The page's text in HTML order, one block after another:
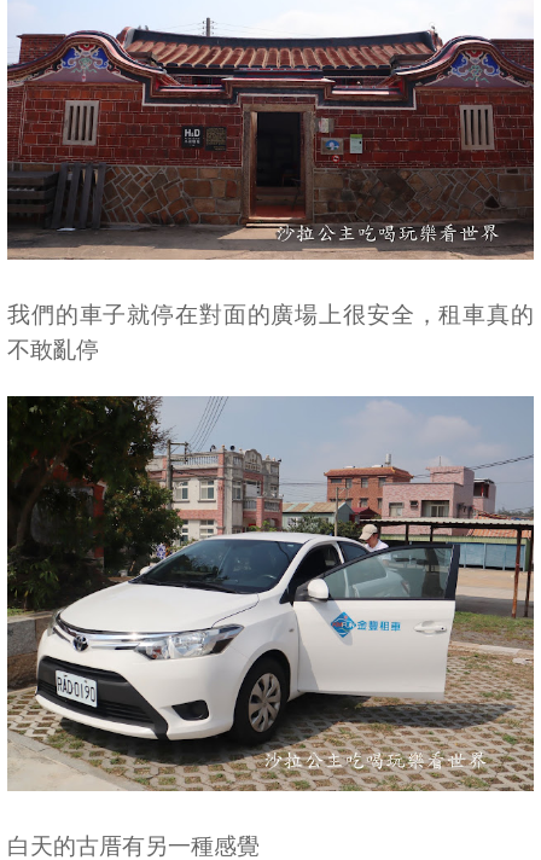
我們的車子就停在對面的廣場上很安全，租車真的
不敢亂停
白天的古厝有另一種感覺